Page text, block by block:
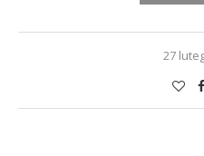
27